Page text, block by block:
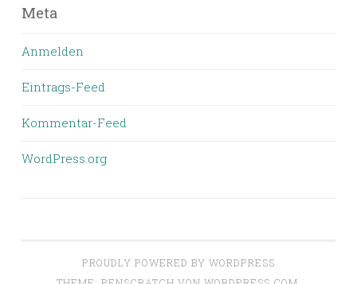
wurde
Meta
Anmelden
Eintrags-Feed
Kommentar-Feed
WordPress.org
PROUDLY POWERED BY WORDPRESS